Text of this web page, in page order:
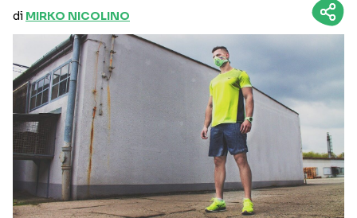
di MIRKO NICOLINO